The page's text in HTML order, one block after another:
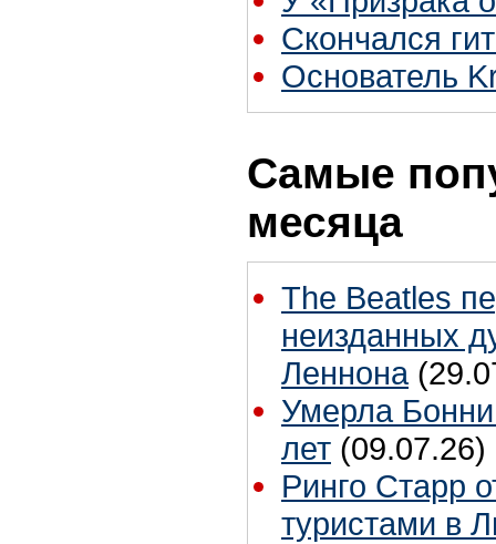
Скончался
Основатель
Самые
месяца
The Beatles
неизданных
Леннона
Умерла
лет (09.07.26)
Ринго Старр
туристами в